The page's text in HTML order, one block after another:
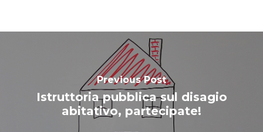
Previous Post
Istruttoria pubblica sul disagio
abitativo, partecipate!